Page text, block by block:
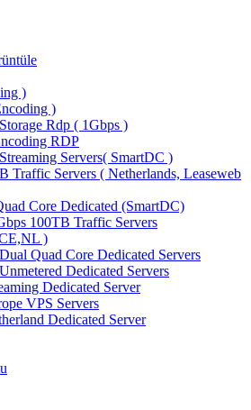
)
)
Rdp ( 1Gbps )
RDP
Servers( SmartDC )
Traffic Servers ( Netherlands, Leaseweb
Core Dedicated (SmartDC)
100TB Traffic Servers
)
Quad Core Dedicated Servers
Dedicated Servers
Dedicated Server
VPS Servers
Dedicated Server